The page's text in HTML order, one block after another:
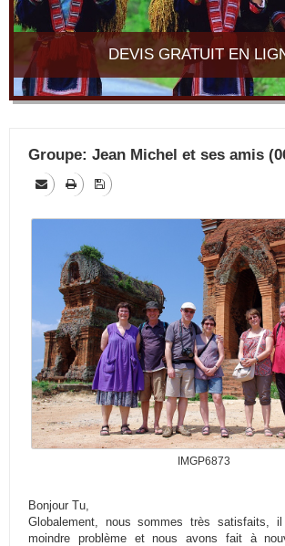
DEVIS GRATUIT EN
Groupe: Jean Michel et ses amis
IMGP6873
Bonjour Tu,
Globalement, nous sommes très satisfaits,
moindre problème et nous avons fait à